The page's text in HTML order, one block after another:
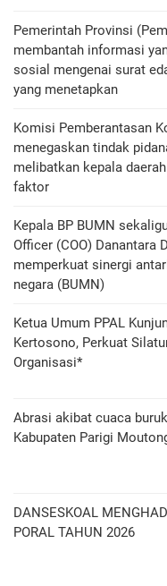
Pemerintah Provinsi
membantah informasi
sosial mengenai surat
yang menetapkan
Komisi Pemberantasan
menegaskan tindak
melibatkan kepala
faktor
Kepala BP BUMN
Officer (COO) Danantara
memperkuat sinergi
negara (BUMN)
Ketua Umum PPAL
Kertosono, Perkuat
Organisasi*
Abrasi akibat cuaca
Kabupaten Parigi
DANSESKOAL
PORAL TAHUN 2026